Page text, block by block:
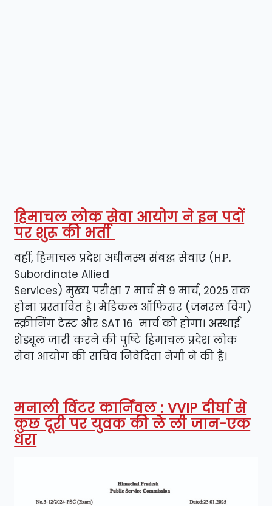
हिमाचल लोक सेवा आयोग ने इन पदों
पर शुरू की भर्ती
वहीं, हिमाचल प्रदेश अधीनस्थ संबद्ध सेवाएं (H.P.
Subordinate Allied
Services) मुख्य परीक्षा 7 मार्च से 9 मार्च, 2025 तक
होना प्रस्तावित है। मेडिकल ऑफिसर (जनरल विंग)
स्क्रीनिंग टेस्ट और SAT 16 मार्च को होगा। अस्थाई
शेड्यूल जारी करने की पुष्टि हिमाचल प्रदेश लोक
सेवा आयोग की सचिव निवेदिता नेगी ने की है।
मनाली विंटर कार्निंवल : VVIP दीर्घा से
कुछ दूरी पर युवक की ले ली जान-एक
धरा